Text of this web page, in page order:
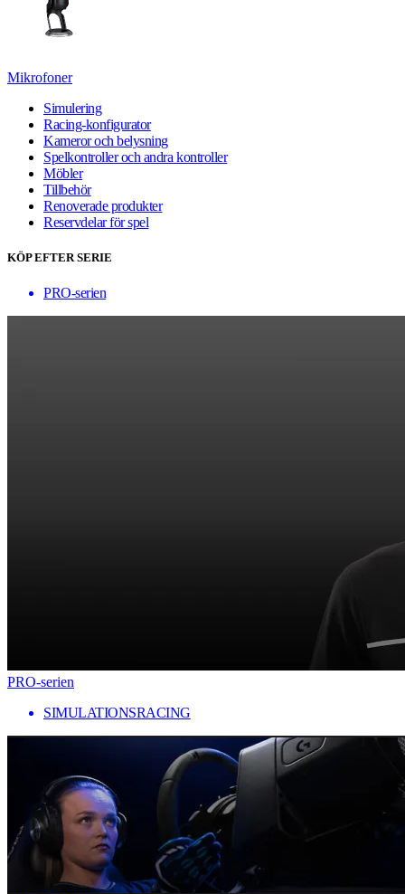
Mikrofoner
Simulering
Racing-konfigurator
Kameror och belysning
Spelkontroller och andra kontroller
Möbler
Tillbehör
Renoverade produkter
Reservdelar för spel
KÖP EFTER SERIE
PRO-serien
PRO-serien
SIMULATIONSRACING